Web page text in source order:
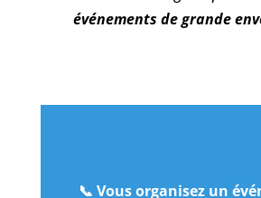
événements de grande
📞 Vous organisez un